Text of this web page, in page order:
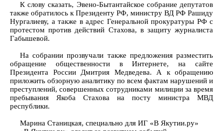
К слову сказать, Эвено-Бытантайское собрание депутатов
также обратилось к Президенту РФ, министру ВД РФ Рашиду
Нургалиеву, а также в адрес Генеральной прокуратуры РФ с
протестом против действий Стахова, в защиту журналиста
Габышевой.
На собрании прозвучали также предложения разместить
обращение общественности в Интернете, на сайте
Президента России Дмитрия Медведева. А к обращению
приложить обзорную аналитику по всем фактам нарушений и
преступлений, совершенных сотрудниками милиции за время
пребывания Якоба Стахова на посту министра МВД
республики.
Марина Станицкая, специально для ИГ «В Якутии.ру»